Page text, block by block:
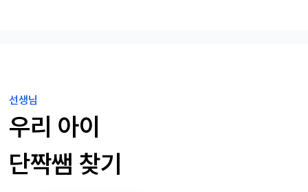
선생님
우리 아이
단짝쌤 찾기